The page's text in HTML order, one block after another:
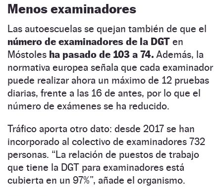
Menos examinadores
Las autoescuelas se quejan también de que el
número de examinadores de la DGT en
Móstoles ha pasado de 103 a 74. Además, la
normativa europea señala que cada examinador
puede realizar ahora un máximo de 12 pruebas
diarias, frente a las 16 de antes, por lo que el
número de exámenes se ha reducido.
Tráfico aporta otro dato: desde 2017 se han
incorporado al colectivo de examinadores 732
personas. “La relación de puestos de trabajo
que tiene la DGT para examinadores está
cubierta en un 97%”, añade el organismo.